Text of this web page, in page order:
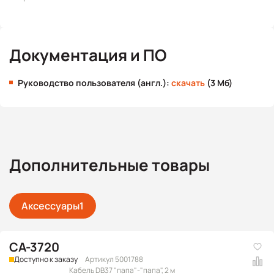
Документация и ПО
Руководство пользователя (англ.): скачать (3 Мб)
Дополнительные товары
Аксессуары1
CA-3720
Доступно к заказу
Артикул 5001788
Кабель DB37 "папа"-"папа", 2 м